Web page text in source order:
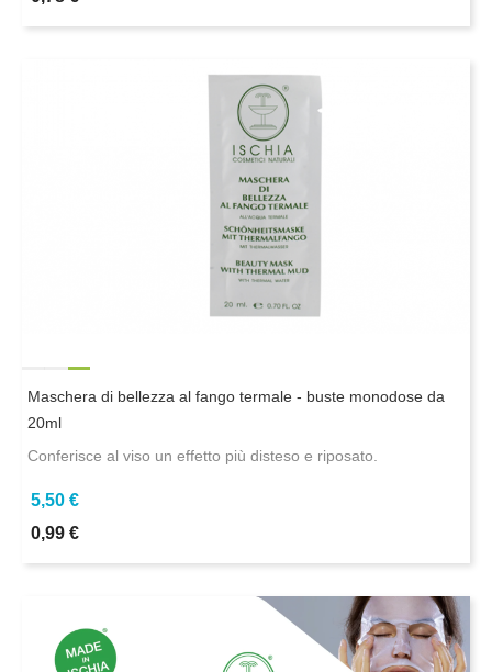
Maschera di bellezza al fango termale - buste monodose da
20ml
Conferisce al viso un effetto più disteso e riposato.
5,50 €
0,99 €